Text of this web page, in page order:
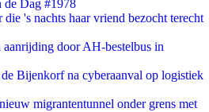
de Dag #1978
die 's nachts haar vriend bezocht terecht
door AH-bestelbus in
Bijenkorf na cyberaanval op logistiek
migrantentunnel onder grens met